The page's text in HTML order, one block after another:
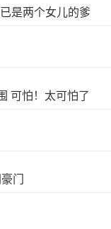
是两个女儿的爹
可怕！太可怕了
门